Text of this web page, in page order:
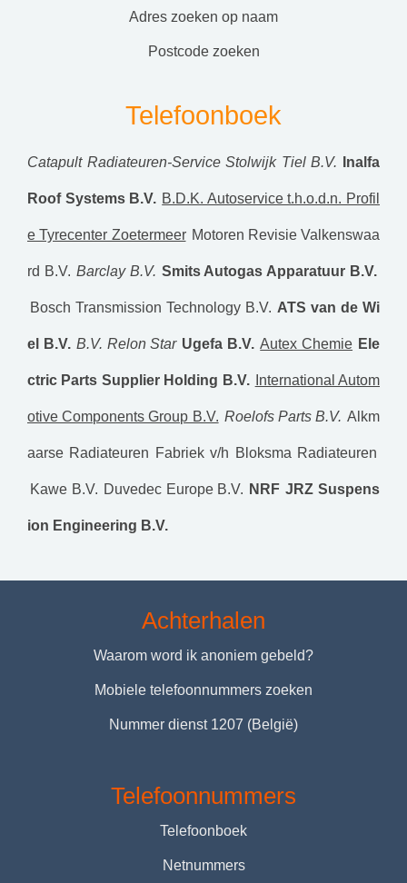
adres zoeken op naam
postcode zoeken
Telefoonboek
Catapult Radiateuren-Service Stolwijk Tiel B.V. Inalfa
Roof Systems B.V. B.D.K. Autoservice t.h.o.d.n. Profil
e Tyrecenter Zoetermeer Motoren Revisie Valkenswaa
rd B.V. Barclay B.V. Smits Autogas Apparatuur B.V.
Bosch Transmission Technology B.V. ATS van de Wi
el B.V. B.V. Relon Star Ugefa B.V. Autex Chemie Ele
ctric Parts Supplier Holding B.V. International Autom
otive Components Group B.V. Roelofs Parts B.V. Alkm
aarse Radiateuren Fabriek v/h Bloksma Radiateuren
Kawe B.V. Duvedec Europe B.V. NRF JRZ Suspens
ion Engineering B.V.
Achterhalen
Waarom word ik anoniem gebeld?
Mobiele telefoonnummers zoeken
Nummer dienst 1207 (België)
Telefoonnummers
Telefoonboek
Netnummers